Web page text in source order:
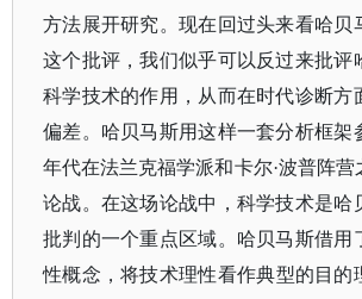
方法展开研究。现在回过头来看哈贝
这个批评，我们似乎可以反过来批评
科学技术的作用，从而在时代诊断方
偏差。哈贝马斯用这样一套分析框架
年代在法兰克福学派和卡尔·波普阵营
论战。在这场论战中，科学技术是哈
批判的一个重点区域。哈贝马斯借用
性概念，将技术理性看作典型的目